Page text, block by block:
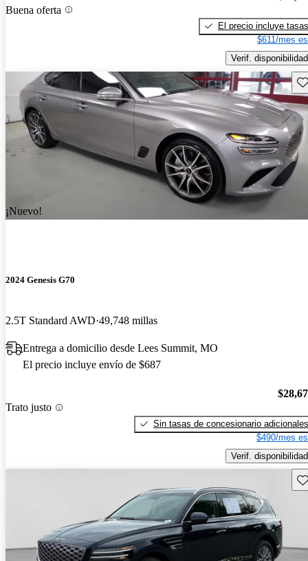
Buena oferta
El precio incluye tasas
$611/mes
Verif. disponibilidad
¡Nuevo!
2024 Genesis G70
2.5T Standard AWD 49,748 millas
Entrega a domicilio desde Lees Summit, MO
El precio incluye envío de $687
Trato justo
Sin tasas de concesionario adicionales
$490/mes
Verif. disponibilidad